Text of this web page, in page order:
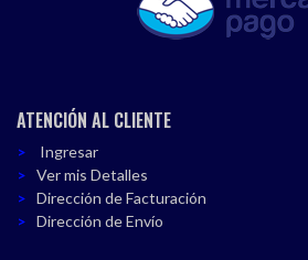
ATENCIÓN AL CLIENTE
Ingresar
Ver mis Detalles
Dirección de Facturación
Dirección de Envío